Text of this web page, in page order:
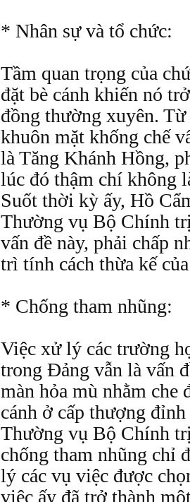
* Nhân sự và tổ chức:
Tầm quan trọng của
đặt bè cánh khiến nó
đồng thường xuyên.
khuôn mặt khống chế
là Tăng Khánh Hồng,
lúc đó thậm chí không
Suốt thời kỳ ấy, Hồ
Thường vụ Bộ Chính
vấn đề này, phải chấp
trì tính cách thừa kế
* Chống tham nhũng:
Việc xử lý các trường
trong Ðảng vẫn là vấn
màn hỏa mù nhằm che
cánh ở cấp thượng
Thường vụ Bộ Chính
chống tham nhũng chỉ
lý các vụ việc được
việc ấy đã trở thành